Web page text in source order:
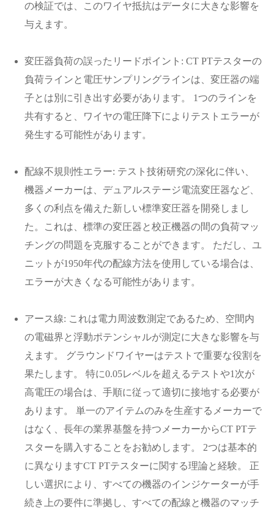
の検証では、このワイヤ抵抗はデータに大きな影響を
与えます。
変圧器負荷の誤ったリードポイント: CT PTテスターの
負荷ラインと電圧サンプリングラインは、変圧器の端
子とは別に引き出す必要があります。 1つのラインを
共有すると、ワイヤの電圧降下によりテストエラーが
発生する可能性があります。
配線不規則性エラー: テスト技術研究の深化に伴い、
機器メーカーは、デュアルステージ電流変圧器など、
多くの利点を備えた新しい標準変圧器を開発しまし
た。これは、標準の変圧器と校正機器の間の負荷マッ
チングの問題を克服することができます。 ただし、ユ
ニットが1950年代の配線方法を使用している場合は、
エラーが大きくなる可能性があります。
アース線: これは電力周波数測定であるため、空間内
の電磁界と浮動ポテンシャルが測定に大きな影響を与
えます。 グラウンドワイヤーはテストで重要な役割を
果たします。 特に0.05レベルを超えるテストや1次が
高電圧の場合は、手順に従って適切に接地する必要が
あります。 単一のアイテムのみを生産するメーカーで
はなく、長年の業界基盤を持つメーカーからCT PTテ
スターを購入することをお勧めします。 2つは基本的
に異なりますCT PTテスターに関する理論と経験。 正
しい選択により、すべての機器のインジケーターが手
続き上の要件に準拠し、すべての配線と機器のマッチ